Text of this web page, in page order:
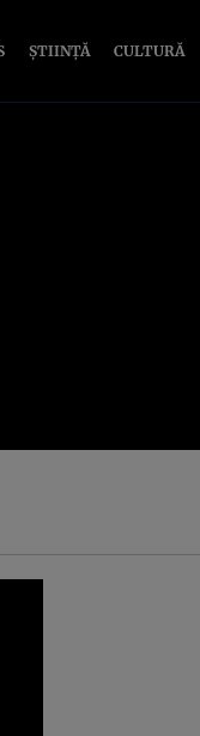
ȘTIINȚĂ CULTURĂ